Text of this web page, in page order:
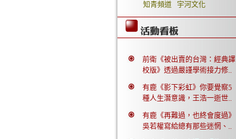
知青頻道 宇河文化
前衛《被出賣的台灣：經典譯
校版》透過嚴謹學術接力修..
有鹿《影下彩虹》你要覺察5
種人生潛意識，王浩一逝世..
有鹿《再難過，也終會度過》
吳若權寫給總有那些迷惘、..